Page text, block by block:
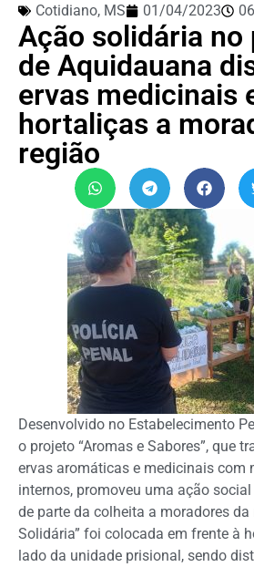
Cotidiano, MS 01/04/2023
Ação solidária no
de Aquidauana
ervas medicinais
hortaliças a
região
Desenvolvido no Estabelecimento
o projeto “Aromas e Sabores”, que
ervas aromáticas e medicinais com
internos, promoveu uma ação
de parte da colheita a moradores da
Solidária” foi colocada em frente à
lado da unidade prisional, sendo